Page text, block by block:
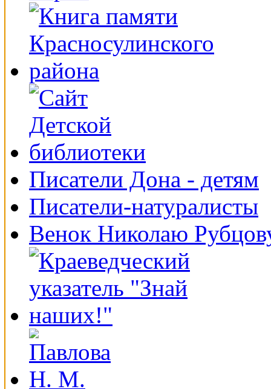
Писатели Дона - детям
Писатели-натуралисты
Венок Николаю